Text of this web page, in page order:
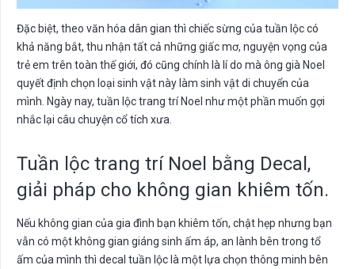
Đặc biệt, theo văn hóa dân gian thì chiếc sừng của tuần lộc có
khả năng bắt, thu nhận tất cả những giấc mơ, nguyện vọng của
trẻ em trên toàn thế giới, đó cũng chính là lí do mà ông già Noel
quyết định chọn loại sinh vật này làm sinh vật di chuyển của
mình. Ngày nay, tuần lộc trang trí Noel như một phần muốn gợi
nhắc lại câu chuyện cổ tích xưa.
Tuần lộc trang trí Noel bằng Decal,
giải pháp cho không gian khiêm tốn.
Nếu không gian của gia đình bạn khiêm tốn, chật hẹp nhưng bạn
vẫn có một không gian giáng sinh ấm áp, an lành bên trong tổ
ấm của mình thì decal tuần lộc là một lựa chọn thông minh bên